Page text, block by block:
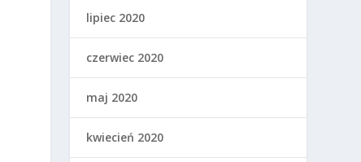
lipiec 2020
czerwiec 2020
maj 2020
kwiecień 2020